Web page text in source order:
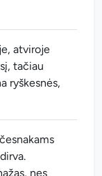
atviroje
tačiau
ryškesnės,
nes